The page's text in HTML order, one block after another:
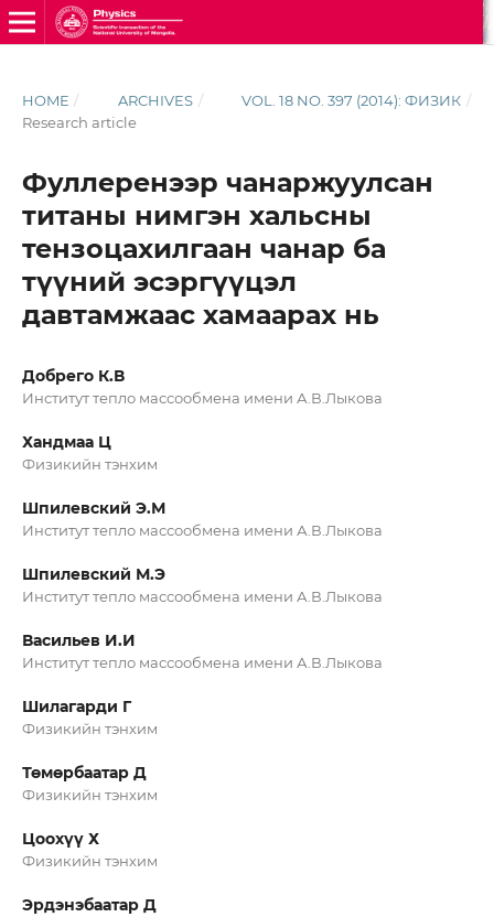
HOME / ARCHIVES / VOL. 18 NO. 397 (2014): ФИЗИК /
Research article
Фуллеренээр чанаржуулсан
титаны нимгэн хальсны
тензоцахилгаан чанар ба
түүний эсэргүүцэл
давтамжаас хамаарах нь
Добрего К.В
Институт тепло массообмена имени А.В.Лыкова
Хандмаа Ц
Физикийн тэнхим
Шпилевский Э.М
Институт тепло массообмена имени А.В.Лыкова
Шпилевский М.Э
Институт тепло массообмена имени А.В.Лыкова
Васильев И.И
Институт тепло массообмена имени А.В.Лыкова
Шилагарди Г
Физикийн тэнхим
Төмөрбаатар Д
Физикийн тэнхим
Цоохүү Х
Физикийн тэнхим
Эрдэнэбаатар Д